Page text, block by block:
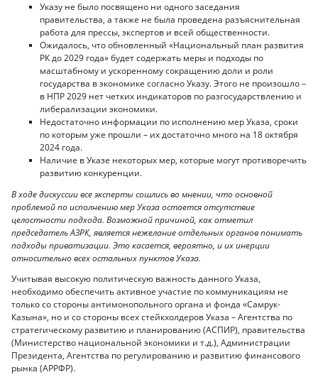
Указу не было посвящено ни одного заседания
правительства, а также не была проведена разъяснительная
работа для прессы, экспертов и всей общественности.
Ожидалось, что обновленный «Национальный план развития
РК до 2029 года» будет содержать меры и подходы по
масштабному и ускоренному сокращению доли и роли
государства в экономике согласно Указу. Этого не произошло –
в НПР 2029 нет четких индикаторов по разгосударствлению и
либерализации экономики.
Недостаточно информации по исполнению мер Указа, сроки
по которым уже прошли – их достаточно много на 18 октября
2024 года.
Наличие в Указе некоторых мер, которые могут противоречить
развитию конкуренции.
В ходе дискуссии все эксперты сошлись во мнении, что основной
проблемой по исполнению мер Указа остается отсутствие
целостности подхода. Возможной причиной, как отметил
председатель АЗРК, является нежелание отдельных органов понимать
подходы приватизации. Это касается, вероятно, и их инерции
относительно всех остальных пунктов Указа.
Учитывая высокую политическую важность данного Указа,
необходимо обеспечить активное участие по коммуникациям не
только со стороны антимонопольного органа и фонда «Самрук-
Казына», но и со стороны всех стейкхолдеров Указа – Агентства по
стратегическому развитию и планированию (АСПИР), правительства
(Министерство национальной экономики и т.д.), Администрации
Президента, Агентства по регулированию и развитию финансового
рынка (АРРФР).